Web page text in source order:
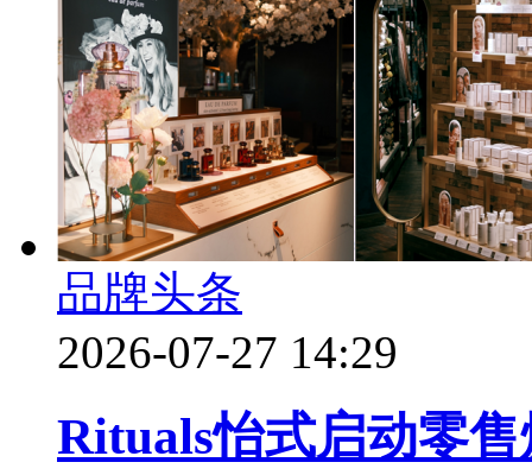
品牌头条
2026-07-27 14:29
Rituals怡式启动零